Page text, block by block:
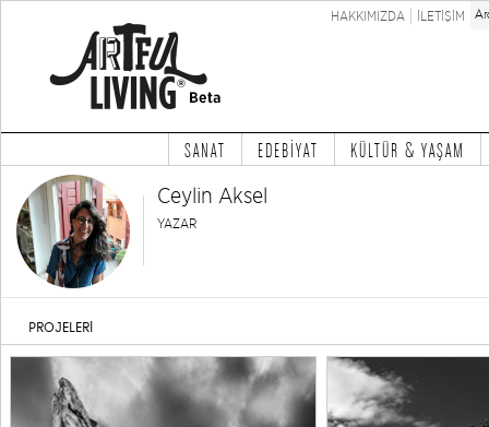
HAKKIMIZDA İLETİŞİM
SANAT EDEBİYAT KÜLTÜR & YAŞAM
Ceylin Aksel
YAZAR
PROJELERİ